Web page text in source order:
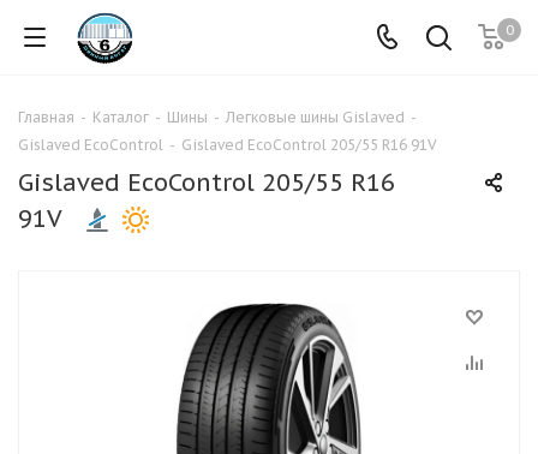
0
Главная - Каталог - Шины - Легковые шины Gislaved -
Gislaved EcoControl - Gislaved EcoControl 205/55 R16 91V
Gislaved EcoControl 205/55 R16
91V